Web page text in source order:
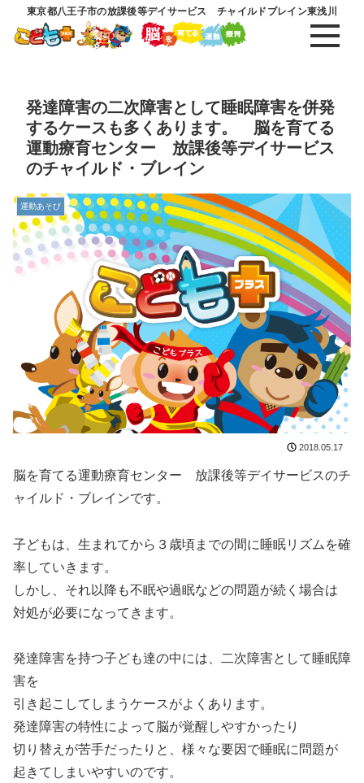
東京都八王子市の放課後等デイサービス チャイルドブレイン東浅川
発達障害の二次障害として睡眠障害を併発
するケースも多くあります。 脳を育てる
運動療育センター 放課後等デイサービス
のチャイルド・ブレイン
運動あそび
2018.05.17
脳を育てる運動療育センター 放課後等デイサービスのチ
ャイルド・ブレインです。
子どもは、生まれてから３歳頃までの間に睡眠リズムを確
率していきます。
しかし、それ以降も不眠や過眠などの問題が続く場合は
対処が必要になってきます。
発達障害を持つ子ども達の中には、二次障害として睡眠障
害を
引き起こしてしまうケースがよくあります。
発達障害の特性によって脳が覚醒しやすかったり
切り替えが苦手だったりと、様々な要因で睡眠に問題が
起きてしまいやすいのです。